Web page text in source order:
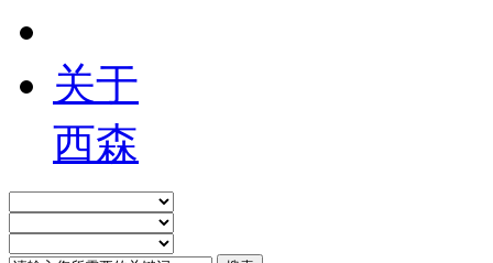
关于
西森